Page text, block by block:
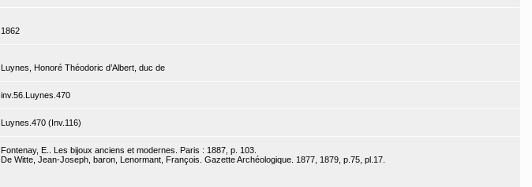
1862
Luynes, Honoré Théodoric d’Albert, duc de
inv.56.Luynes.470
Luynes.470 (Inv.116)
Fontenay, E.. Les bijoux anciens et modernes. Paris : 1887, p. 103.
De Witte, Jean-Joseph, baron, Lenormant, François. Gazette Archéologique. 1877, 1879, p.75, pl.17.